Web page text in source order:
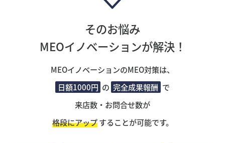
そのお悩み
MEOイノベーションが解決！
MEOイノベーションのMEO対策は、
日額1000円 の 完全成果報酬 で
来店数・お問合せ数が
格段にアップすることが可能です。